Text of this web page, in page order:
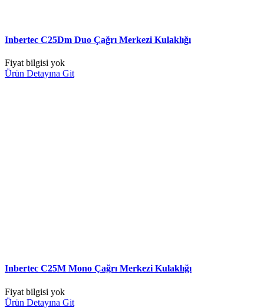
Inbertec C25Dm Duo Çağrı Merkezi Kulaklığı
Fiyat bilgisi yok
Ürün Detayına Git
Inbertec C25M Mono Çağrı Merkezi Kulaklığı
Fiyat bilgisi yok
Ürün Detayına Git